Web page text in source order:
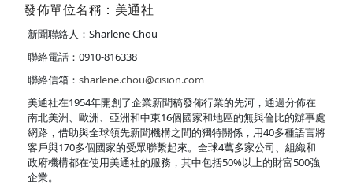
發佈單位名稱：美通社
新聞聯絡人：Sharlene Chou
聯絡電話：0910-816338
聯絡信箱： sharlene.chou@cision.com
美通社在1954年開創了企業新聞稿發佈行業的先河，通過分佈在
南北美洲、歐洲、亞洲和中東16個國家和地區的無與倫比的辦事處
網路，借助與全球領先新聞機構之間的獨特關係，用40多種語言將
客戶與170多個國家的受眾聯繫起來。全球4萬多家公司、組織和
政府機構都在使用美通社的服務，其中包括50%以上的財富500強
企業。